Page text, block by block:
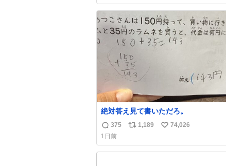
数
ス
ト
数
ね
数
絶対答え見て書いただろ。
返
信
数
375
リ
ス
1,189
い
ね
74,026
1日前